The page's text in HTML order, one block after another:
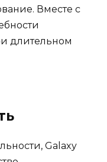
Вместе с
длительном
Galaxy